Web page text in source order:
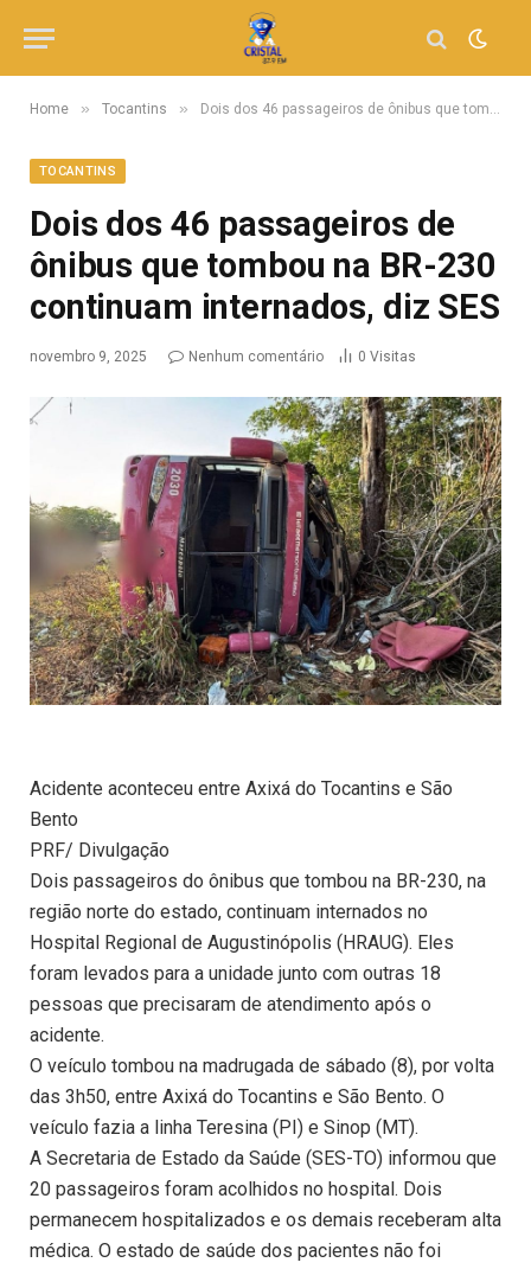
Home » Tocantins » Dois dos 46 passageiros de ônibus que tombou na BR-230 continuam internados, diz SES
TOCANTINS
Dois dos 46 passageiros de
ônibus que tombou na BR-230
continuam internados, diz SES
novembro 9, 2025 Nenhum comentário 0 Visitas
Acidente aconteceu entre Axixá do Tocantins e São
Bento
PRF/ Divulgação
Dois passageiros do ônibus que tombou na BR-230, na
região norte do estado, continuam internados no
Hospital Regional de Augustinópolis (HRAUG). Eles
foram levados para a unidade junto com outras 18
pessoas que precisaram de atendimento após o
acidente.
O veículo tombou na madrugada de sábado (8), por volta
das 3h50, entre Axixá do Tocantins e São Bento. O
veículo fazia a linha Teresina (PI) e Sinop (MT).
A Secretaria de Estado da Saúde (SES-TO) informou que
20 passageiros foram acolhidos no hospital. Dois
permanecem hospitalizados e os demais receberam alta
médica. O estado de saúde dos pacientes não foi